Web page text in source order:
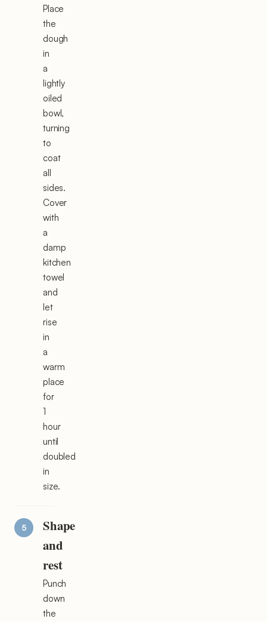
Place
the
dough
in
a
lightly
oiled
bowl,
turning
to
coat
all
sides.
Cover
with
a
damp
kitchen
towel
and
let
rise
in
a
warm
place
for
1
hour
until
doubled
in
size.
Shape
and
rest
Punch
down
the